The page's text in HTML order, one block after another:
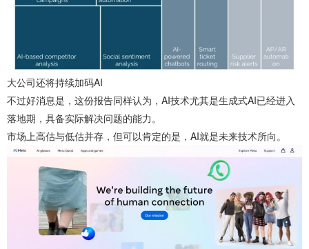
大公司还将持续加码AI
不过好消息是，这份报告同样认为，AI技术尤其是生成式AI已经进入
落地期，具备实际解决问题的能力。
市场上高估与低估并存，但可以肯定的是，AI就是未来技术所向。